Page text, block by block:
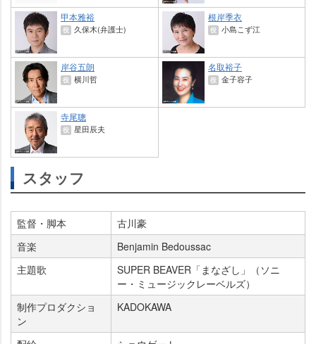
甲本雅裕
役 久保木(弁護士)
根岸季衣
役 小島こず江
岸谷五朗
役 横川哲
名取裕子
役 金子容子
寺尾聰
役 星田辰夫
スタッフ
監督・脚本
古川豪
音楽
Benjamin Bedoussac
主題歌
SUPER BEAVER「まなざし」（ソニ
ー・ミュージックレーベルズ）
制作プロダクショ
ン
KADOKAWA